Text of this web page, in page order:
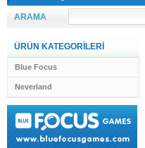
ARAMA
ÜRÜN KATEGORİLERİ
Blue Focus
Neverland